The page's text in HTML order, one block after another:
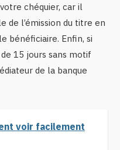
chéquier, car il
de l’émission du titre en
bénéficiaire. Enfin, si
15 jours sans motif
de la banque
voir facilement